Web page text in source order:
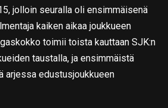
jolloin seuralla oli ensimmäisenä
kaiken aikaa joukkueen
toimii toista kauttaan SJK:n
taustalla, ja ensimmäistä
arjessa edustusjoukkueen